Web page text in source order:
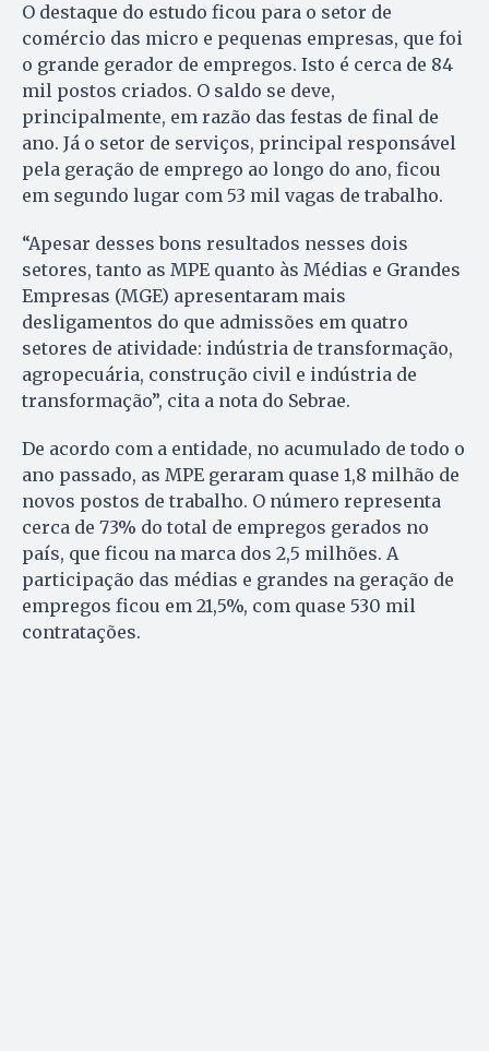
O destaque do estudo ficou para o setor de
comércio das micro e pequenas empresas, que foi
o grande gerador de empregos. Isto é cerca de 84
mil postos criados. O saldo se deve,
principalmente, em razão das festas de final de
ano. Já o setor de serviços, principal responsável
pela geração de emprego ao longo do ano, ficou
em segundo lugar com 53 mil vagas de trabalho.
“Apesar desses bons resultados nesses dois
setores, tanto as MPE quanto às Médias e Grandes
Empresas (MGE) apresentaram mais
desligamentos do que admissões em quatro
setores de atividade: indústria de transformação,
agropecuária, construção civil e indústria de
transformação”, cita a nota do Sebrae.
De acordo com a entidade, no acumulado de todo o
ano passado, as MPE geraram quase 1,8 milhão de
novos postos de trabalho. O número representa
cerca de 73% do total de empregos gerados no
país, que ficou na marca dos 2,5 milhões. A
participação das médias e grandes na geração de
empregos ficou em 21,5%, com quase 530 mil
contratações.